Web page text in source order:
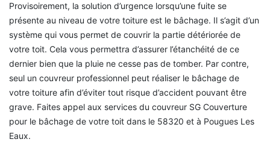
Provisoirement, la solution d’urgence lorsqu’une fuite se
présente au niveau de votre toiture est le bâchage. Il s’agit d’un
système qui vous permet de couvrir la partie détériorée de
votre toit. Cela vous permettra d’assurer l’étanchéité de ce
dernier bien que la pluie ne cesse pas de tomber. Par contre,
seul un couvreur professionnel peut réaliser le bâchage de
votre toiture afin d’éviter tout risque d’accident pouvant être
grave. Faites appel aux services du couvreur SG Couverture
pour le bâchage de votre toit dans le 58320 et à Pougues Les
Eaux.